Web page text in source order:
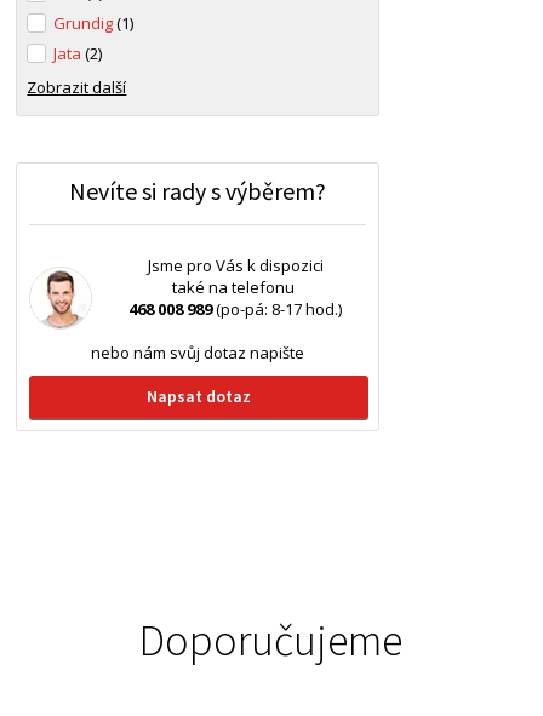
Grundig(1)
Jata(2)
Zobrazit další
Nevíte si rady s výběrem?
Jsme pro Vás k dispozici
také na telefonu
468 008 989(po-pá: 8-17 hod.)
nebo nám svůj dotaz napište
Napsat dotaz
Doporučujeme